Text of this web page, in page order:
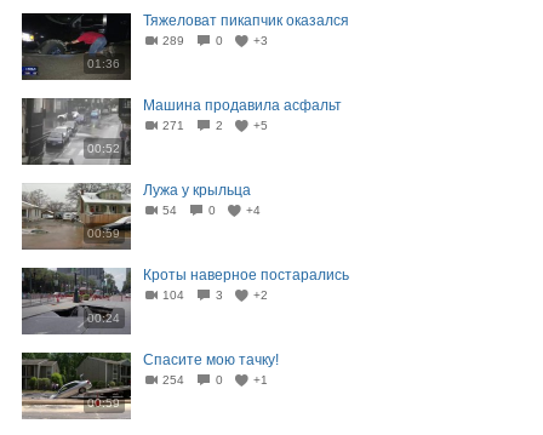
01:36
Тяжеловат пикапчик оказался
289 0 +3
00:52
Машина продавила асфальт
271 2 +5
00:59
Лужа у крыльца
54 0 +4
00:24
Кроты наверное постарались
104 3 +2
00:59
Спасите мою тачку!
254 0 +1